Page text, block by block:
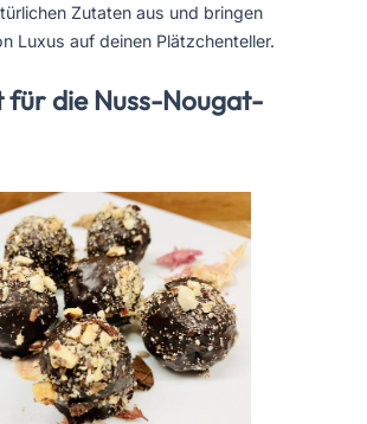
Zutaten aus und bringen
Luxus auf deinen Plätzchenteller.
für die Nuss-Nougat-